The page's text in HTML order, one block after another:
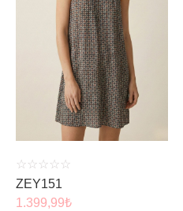
ÜRÜNÜ İNCELE
☆ ☆ ☆ ☆ ☆
ZEY151
1.399,99₺